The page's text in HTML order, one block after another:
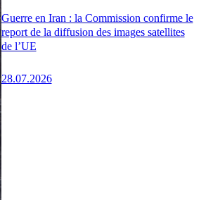
Guerre en Iran : la Commission confirme le
report de la diffusion des images satellites
de l’UE
28.07.2026